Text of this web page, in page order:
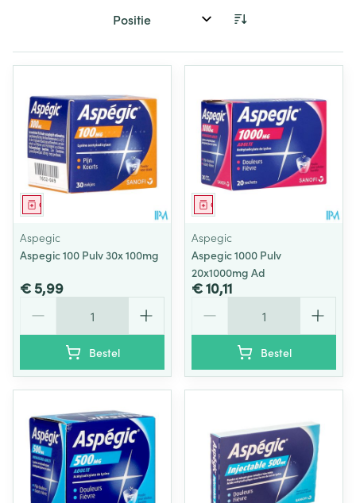
Sorteer op:
Geneesmiddel
Aspegic
Aspegic 100 Pulv 30x 100mg
€ 5,99
Bestel
Geneesmiddel
Aspegic
Aspegic 1000 Pulv
20x1000mg Ad
€ 10,11
Bestel